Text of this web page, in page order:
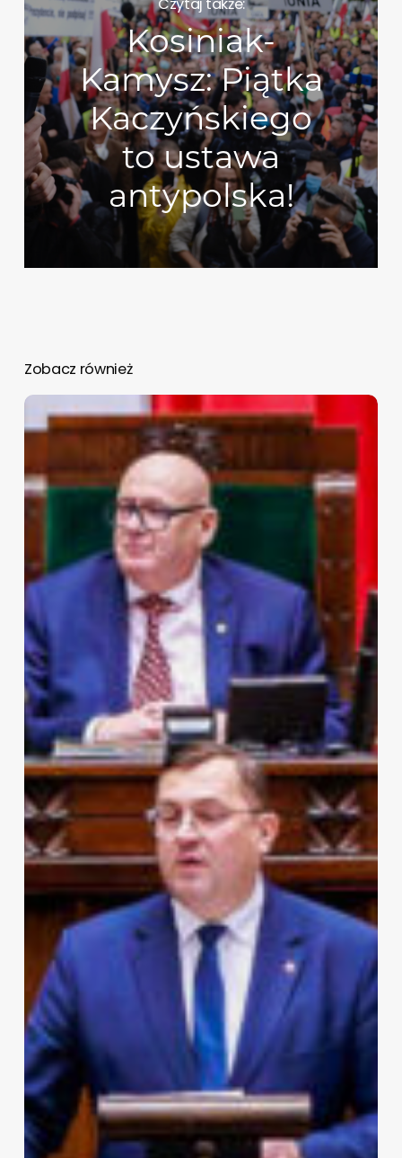
Kosiniak-
Kamysz: Piątka
Kaczyńskiego
to ustawa
antypolska!
Zobacz również